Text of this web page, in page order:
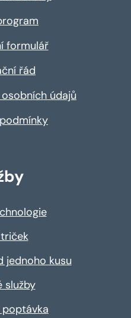
formulář
řád
údajů
jednoho kusu
služby
poptávka